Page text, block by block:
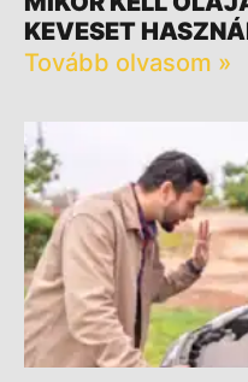
KEVESET
Tovább olvasom »